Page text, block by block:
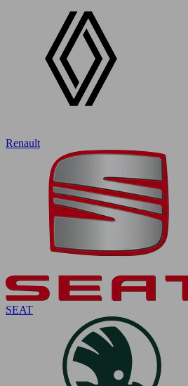
Renault
SEAT